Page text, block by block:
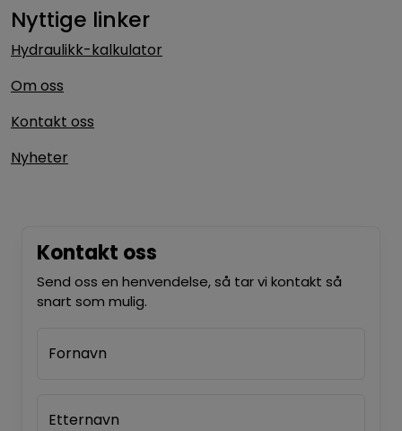
Nyttige linker
Hydraulikk-kalkulator
Om oss
Kontakt oss
Nyheter
Kontakt oss
Send oss en henvendelse, så tar vi kontakt så
snart som mulig.
Fornavn
Etternavn